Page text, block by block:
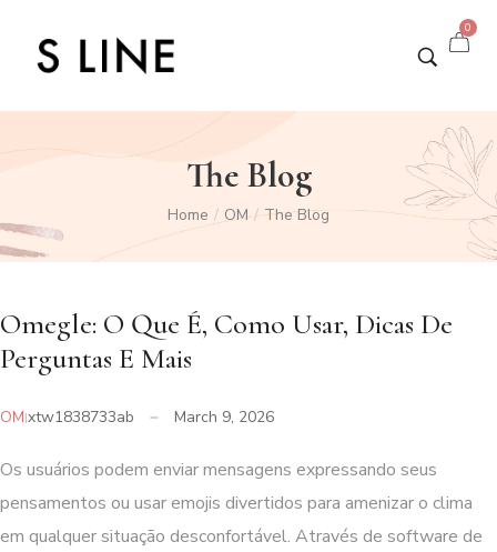
0
The Blog
Home / OM / The Blog
Omegle: O Que É, Como Usar, Dicas De
Perguntas E Mais
OM xtw1838733ab March 9, 2026
Os usuários podem enviar mensagens expressando seus
pensamentos ou usar emojis divertidos para amenizar o clima
em qualquer situação desconfortável. Através de software de